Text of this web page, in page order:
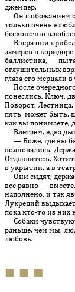
джемпер.
Он с обожанием
только очень
бесконечно
Вчера они
замерев в
баллистика, —
оглушительных
глаза его мерцали
После
понеслись. Ключ,
Поворот.
пять, может быть,
как вы понимаете,
Влетаем, едва
— Боже, где вы
волновались.
Отдышитесь.
в укрытии, а в
Они сидят,
все равно —
наполнено, и так
Лукреций
пока кто-то из них
Собаки
раньше, чем мы,
любовь.
■ ■ ■